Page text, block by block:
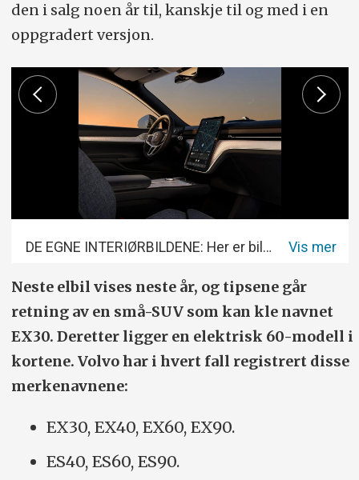
den i salg noen år til, kanskje til og med i en
oppgradert versjon.
DE EGNE INTERIØRBILDENE: Her er bilder fra produsentens fotografer.
Neste elbil vises neste år, og tipsene går
retning av en små-SUV som kan kle navnet
EX30. Deretter ligger en elektrisk 60-modell i
kortene. Volvo har i hvert fall registrert disse
merkenavnene:
EX30, EX40, EX60, EX90.
ES40, ES60, ES90.